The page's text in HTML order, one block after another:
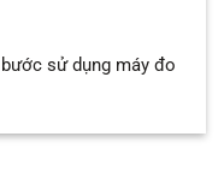
sử dụng máy đo